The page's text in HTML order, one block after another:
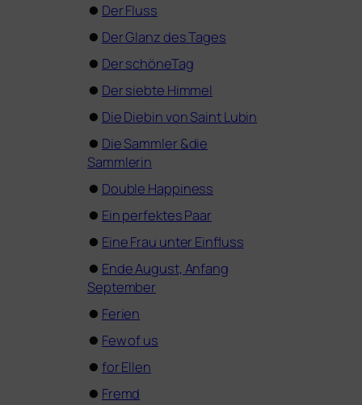
⏺ Der Fluss
⏺ Der Glanz des Tages
⏺ Der schöneTag
⏺ Der sieb­te Himmel
⏺ Die Diebin von Saint Lubin
⏺ Die Sammler &die
Sammlerin
⏺ Double Happiness
⏺ Ein per­fek­tes Paar
⏺ Eine Frau unter Einfluss
⏺ Ende August, Anfang
September
⏺ Ferien
⏺ Few of us
⏺ for Ellen
⏺ Fremd